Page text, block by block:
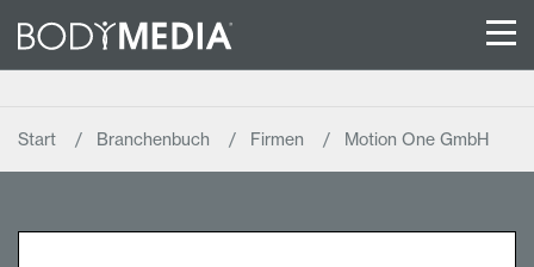
Start Branchenbuch Firmen Motion One GmbH